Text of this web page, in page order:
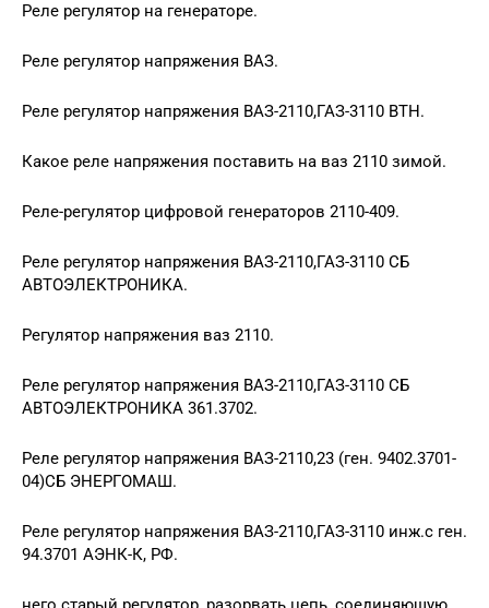
Реле регулятор на генераторе.
Реле регулятор напряжения ВАЗ.
Реле регулятор напряжения ВАЗ-2110,ГАЗ-3110 ВТН.
Какое реле напряжения поставить на ваз 2110 зимой.
Реле-регулятор цифровой генераторов 2110-409.
Реле регулятор напряжения ВАЗ-2110,ГАЗ-3110 СБ
АВТОЭЛЕКТРОНИКА.
Регулятор напряжения ваз 2110.
Реле регулятор напряжения ВАЗ-2110,ГАЗ-3110 СБ
АВТОЭЛЕКТРОНИКА 361.3702.
Реле регулятор напряжения ВАЗ-2110,23 (ген. 9402.3701-
04)СБ ЭНЕРГОМАШ.
Реле регулятор напряжения ВАЗ-2110,ГАЗ-3110 инж.с ген.
94.3701 АЭНК-К, РФ.